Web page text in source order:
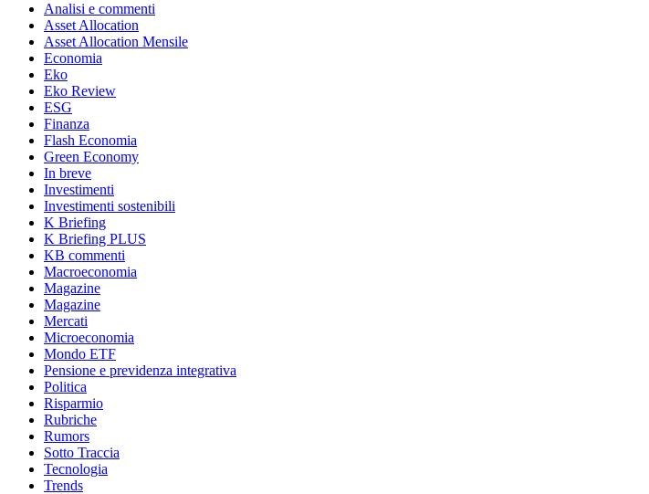
Analisi e commenti
Asset Allocation
Asset Allocation Mensile
Economia
Eko
Eko Review
ESG
Finanza
Flash Economia
Green Economy
In breve
Investimenti
Investimenti sostenibili
K Briefing
K Briefing PLUS
KB commenti
Macroeconomia
Magazine
Magazine
Mercati
Microeconomia
Mondo ETF
Pensione e previdenza integrativa
Politica
Risparmio
Rubriche
Rumors
Sotto Traccia
Tecnologia
Trends